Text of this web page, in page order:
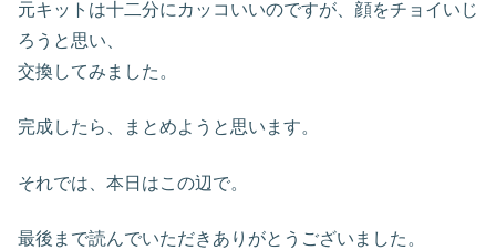
元キットは十二分にカッコいいのですが、顔をチョイいじ
ろうと思い、
交換してみました。
完成したら、まとめようと思います。
それでは、本日はこの辺で。
最後まで読んでいただきありがとうございました。